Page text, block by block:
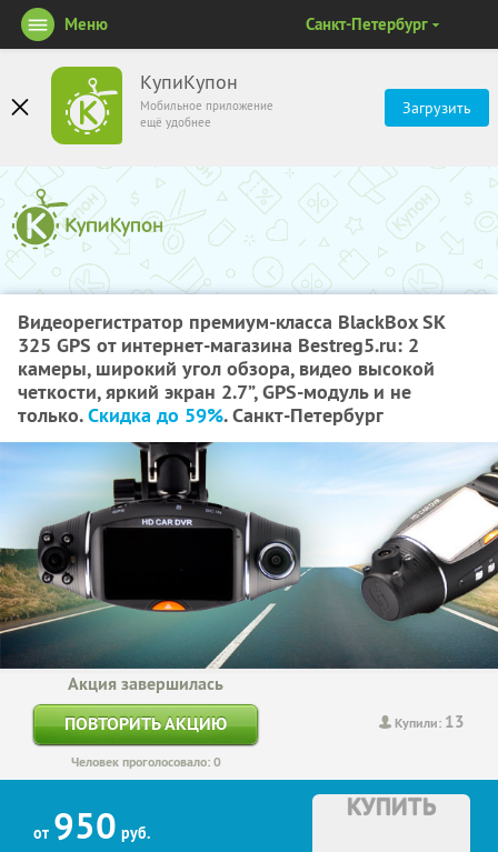
КупиКупон
Мобильное приложение
ещё удобнее
Загрузить
Меню Санкт-Петербург
Видеорегистратор премиум-класса BlackBox SK
325 GPS от интернет-магазина Bestreg5.ru: 2
камеры, широкий угол обзора, видео высокой
четкости, яркий экран 2.7”, GPS-модуль и не
только.Скидка до 59%. Санкт-Петербург
Купили: 13
Акция завершилась
ПОВТОРИТЬ АКЦИЮ
Человек проголосовало: 0
от 950 руб.
КУПИТЬ